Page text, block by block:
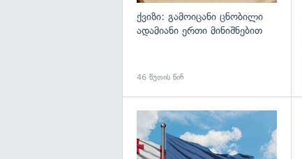
ქვიზი: გამოიცანი ცნობილი
ადამიანი ერთი მინიშნებით
46 წუთის წინ